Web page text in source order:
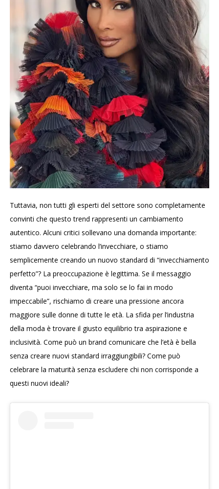
Tuttavia, non tutti gli esperti del settore sono completamente
convinti che questo trend rappresenti un cambiamento
autentico. Alcuni critici sollevano una domanda importante:
stiamo davvero celebrando l’invecchiare, o stiamo
semplicemente creando un nuovo standard di “invecchiamento
perfetto”? La preoccupazione è legittima. Se il messaggio
diventa “puoi invecchiare, ma solo se lo fai in modo
impeccabile”, rischiamo di creare una pressione ancora
maggiore sulle donne di tutte le età. La sfida per l’industria
della moda è trovare il giusto equilibrio tra aspirazione e
inclusività. Come può un brand comunicare che l’età è bella
senza creare nuovi standard irraggiungibili? Come può
celebrare la maturità senza escludere chi non corrisponde a
questi nuovi ideali?